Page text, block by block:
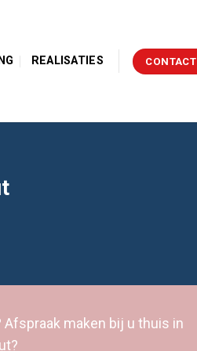
REALISATIES CONTACT
Afspraak maken bij u thuis in